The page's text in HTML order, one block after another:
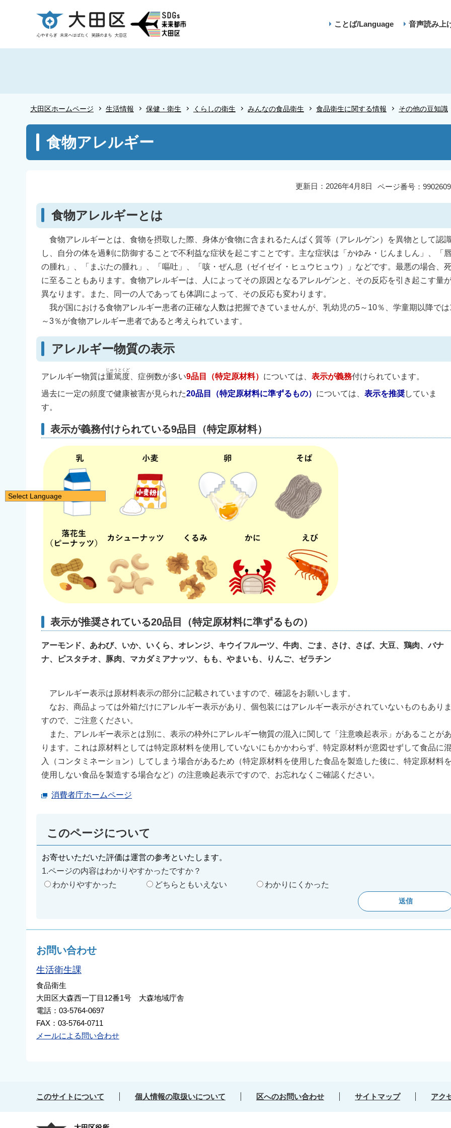
ー
ことば/Language 音声読み上
大田区ホームページ 生活情報 保健・衛生 くらしの衛生 みんなの食品衛生 食品衛生に関する情報 その他の豆知識
こ
食物アレルギー
ページ番号：
更新日：2026年4月8日
食物アレルギーとは
食物アレルギーとは、食物を摂取した際、身体が食物に含まれるたんぱく質等（アレルゲン）を異物として認
し、自分の体を過剰に防御することで不利益な症状を起こすことです。主な症状は「かゆみ・じんましん」、「
の腫れ」、「まぶたの腫れ」、「嘔吐」、「咳・ぜん息（ゼイゼイ・ヒュウヒュウ）」などです。最悪の場合、
に至ることもあります。食物アレルギーは、人によってその原因となるアレルゲンと、その反応を引き起こす量
異なります。また、同一の人であっても体調によって、その反応も変わります。
我が国における食物アレルギー患者の正確な人数は把握できていませんが、乳幼児の5～10％、学童期以降では
～3％が食物アレルギー患者であると考えられています。
アレルギー物質の表示
アレルギー物質は重篤度
じゅうとくど
、症例数が多い9品目（特定原材料） については、 表示が義務付けられています。
過去に一定の頻度で健康被害が見られた20品目（特定原材料に準ずるもの） については、 表示を推奨していま
す。
表示が義務付けられている9品目（特定原材料）
表示が推奨されている20品目（特定原材料に準ずるもの）
アーモンド、あわび、いか、いくら、オレンジ、キウイフルーツ、牛肉、ごま、さけ、さば、大豆、鶏肉、バナ
ナ、ピスタチオ、豚肉、マカダミアナッツ、もも、やまいも、りんご、ゼラチン
アレルギー表示は原材料表示の部分に記載されていますので、確認をお願いします。
なお、商品よっては外箱だけにアレルギー表示があり、個包装にはアレルギー表示がされていないものもありま
すので、ご注意ください。
また、アレルギー表示とは別に、表示の枠外にアレルギー物質の混入に関して「注意喚起表示」があることがあ
ります。これは原材料としては特定原材料を使用していないにもかかわらず、特定原材料が意図せずして食品に混
入（コンタミネーション）してしまう場合があるため（特定原材料を使用した食品を製造した後に、特定原材料を
使用しない食品を製造する場合など）の注意喚起表示ですので、お忘れなくご確認ください。
消費者庁ホームページ
このページについて
お寄せいただいた評価は運営の参考といたします。
1.ページの内容はわかりやすかったですか？
わかりやすかった
どちらともいえない わかりにくかった
お問い合わせ
生活衛生課
食品衛生
大田区大森西一丁目12番1号 大森地域庁舎
電話：03-5764-0697
FAX：03-5764-0711
メールによる問い合わせ
このサイトについて 個人情報の取扱いについて 区へのお問い合わせ サイトマップ アク
Select Language